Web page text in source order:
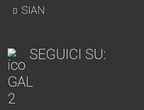
SIAN
SEGUICI SU: